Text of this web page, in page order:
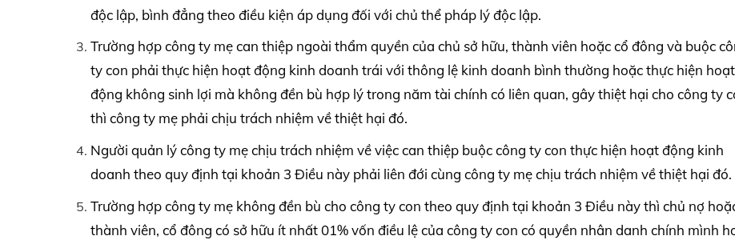
độc lập, bình đẳng theo điều kiện áp dụng đối với chủ thể pháp lý độc lập.
Trường hợp công ty mẹ can thiệp ngoài thẩm quyền của chủ sở hữu, thành viên hoặc cổ đông và buộc
ty con phải thực hiện hoạt động kinh doanh trái với thông lệ kinh doanh bình thường hoặc thực hiện hoạt
động không sinh lợi mà không đền bù hợp lý trong năm tài chính có liên quan, gây thiệt hại cho công ty
thì công ty mẹ phải chịu trách nhiệm về thiệt hại đó.
Người quản lý công ty mẹ chịu trách nhiệm về việc can thiệp buộc công ty con thực hiện hoạt động kinh
doanh theo quy định tại khoản 3 Điều này phải liên đới cùng công ty mẹ chịu trách nhiệm về thiệt hại đó.
Trường hợp công ty mẹ không đền bù cho công ty con theo quy định tại khoản 3 Điều này thì chủ nợ
thành viên, cổ đông có sở hữu ít nhất 01% vốn điều lệ của công ty con có quyền nhân danh chính mình